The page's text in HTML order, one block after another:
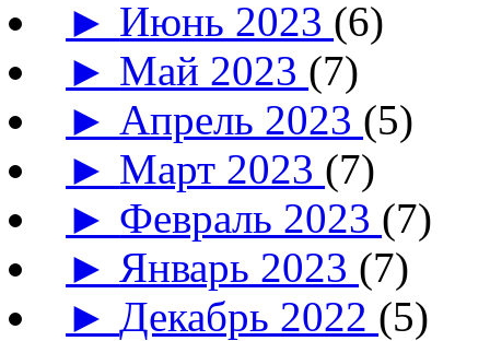
► Июнь 2023 (6)
► Май 2023 (7)
► Апрель 2023 (5)
► Март 2023 (7)
► Февраль 2023 (7)
► Январь 2023 (7)
►Декабрь 2022 (5)